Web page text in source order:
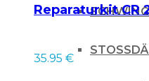
Reparaturkit CR
35.95 €